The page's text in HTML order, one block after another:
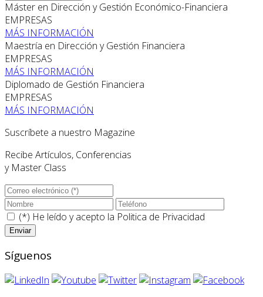
Máster en Dirección y Gestión Económico-Financiera
EMPRESAS
MÁS INFORMACIÓN
Maestría en Dirección y Gestión Financiera
EMPRESAS
MÁS INFORMACIÓN
Diplomado de Gestión Financiera
EMPRESAS
MÁS INFORMACIÓN
Suscríbete a nuestro Magazine
Recibe Artículos, Conferencias
y Master Class
(*) He leído y acepto la Politica de Privacidad
Síguenos